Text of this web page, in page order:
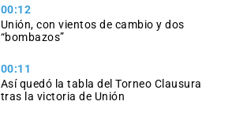
00:12
Unión, con vientos de cambio y dos
“bombazos”
00:11
Así quedó la tabla del Torneo Clausura
tras la victoria de Unión